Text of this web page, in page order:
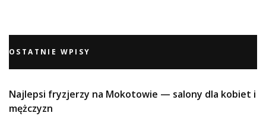
OSTATNIE WPISY
Najlepsi fryzjerzy na Mokotowie — salony dla kobiet i
mężczyzn